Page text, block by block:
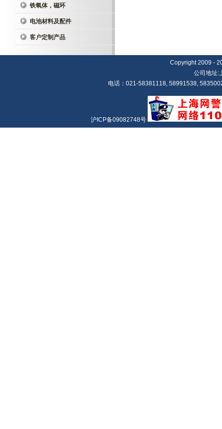
铁氧体，磁环
电池材料及配件
客户定制产品
Copyright 2009 -
公司地址:
电话：021-58381118, 58991538,
沪ICP备09082748号